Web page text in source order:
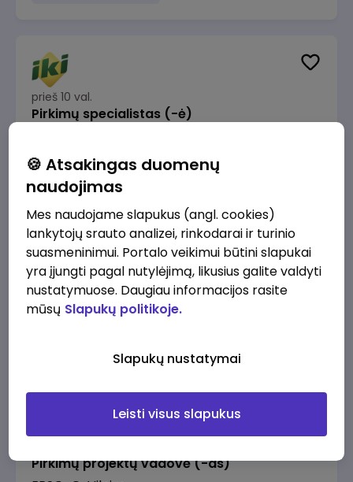
prieš 10 val.
Pirkimų specialistas (-ė)
1600 - 1900 €/mėn. Prieš mokesčius
prieš 10 val.
IT sprendimų architektas (-ė) (Vilnius, LT)
JSC Lithuanian Railways
Pirkimų projektų vadovė (-as)
🍪 Atsakingas duomenų
naudojimas
Mes naudojame slapukus (angl. cookies)
lankytojų srauto analizei, rinkodarai ir turinio
suasmeninimui. Portalo veikimui būtini slapukai
yra įjungti pagal nutylėjimą, likusius galite valdyti
nustatymuose. Daugiau informacijos rasite
mūsų Slapukų politikoje.
Slapukų nustatymai
Leisti visus slapukus